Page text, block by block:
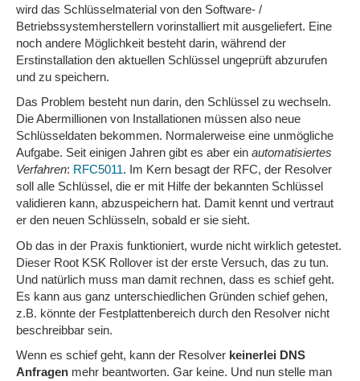
wird das Schlüsselmaterial von den Software- /
Betriebssystemherstellern vorinstalliert mit ausgeliefert. Eine
noch andere Möglichkeit besteht darin, während der
Erstinstallation den aktuellen Schlüssel ungeprüft abzurufen
und zu speichern.
Das Problem besteht nun darin, den Schlüssel zu wechseln.
Die Abermillionen von Installationen müssen also neue
Schlüsseldaten bekommen. Normalerweise eine unmögliche
Aufgabe. Seit einigen Jahren gibt es aber ein automatisiertes
Verfahren: RFC5011. Im Kern besagt der RFC, der Resolver
soll alle Schlüssel, die er mit Hilfe der bekannten Schlüssel
validieren kann, abzuspeichern hat. Damit kennt und vertraut
er den neuen Schlüsseln, sobald er sie sieht.
Ob das in der Praxis funktioniert, wurde nicht wirklich getestet.
Dieser Root KSK Rollover ist der erste Versuch, das zu tun.
Und natürlich muss man damit rechnen, dass es schief geht.
Es kann aus ganz unterschiedlichen Gründen schief gehen,
z.B. könnte der Festplattenbereich durch den Resolver nicht
beschreibbar sein.
Wenn es schief geht, kann der Resolver keinerlei DNS
Anfragen mehr beantworten. Gar keine. Und nun stelle man